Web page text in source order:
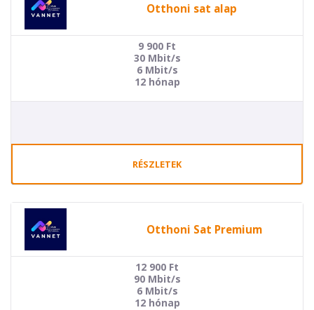
Otthoni sat alap
9 900 Ft
30 Mbit/s
6 Mbit/s
12 hónap
RÉSZLETEK
Otthoni Sat Premium
12 900 Ft
90 Mbit/s
6 Mbit/s
12 hónap